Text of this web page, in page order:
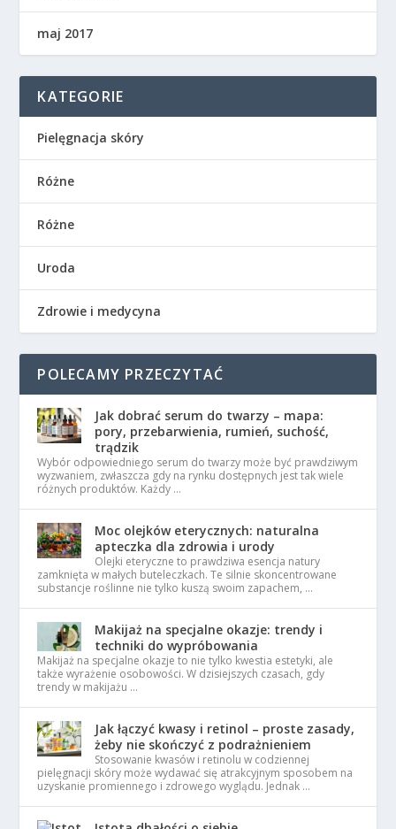
maj 2017
KATEGORIE
Pielęgnacja skóry
Różne
Różne
Uroda
Zdrowie i medycyna
POLECAMY PRZECZYTAĆ
Jak dobrać serum do twarzy – mapa:
pory, przebarwienia, rumień, suchość,
trądzik
Wybór odpowiedniego serum do twarzy może być prawdziwym
wyzwaniem, zwłaszcza gdy na rynku dostępnych jest tak wiele
różnych produktów. Każdy …
Moc olejków eterycznych: naturalna
apteczka dla zdrowia i urody
Olejki eteryczne to prawdziwa esencja natury
zamknięta w małych buteleczkach. Te silnie skoncentrowane
substancje roślinne nie tylko kuszą swoim zapachem, …
Makijaż na specjalne okazje: trendy i
techniki do wypróbowania
Makijaż na specjalne okazje to nie tylko kwestia estetyki, ale
także wyrażenie osobowości. W dzisiejszych czasach, gdy
trendy w makijażu …
Jak łączyć kwasy i retinol – proste zasady,
żeby nie skończyć z podrażnieniem
Stosowanie kwasów i retinolu w codziennej
pielęgnacji skóry może wydawać się atrakcyjnym sposobem na
uzyskanie promiennego i zdrowego wyglądu. Jednak …